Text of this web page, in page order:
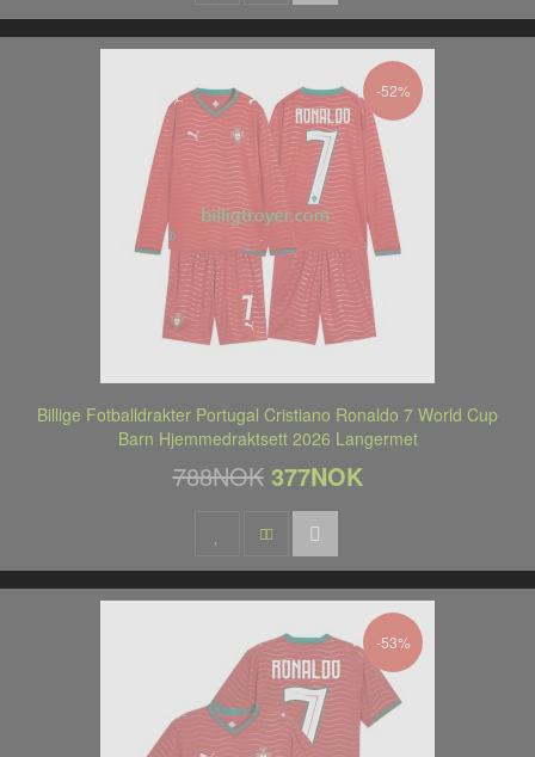
-52%
Billige Fotballdrakter Portugal Cristiano Ronaldo 7 World Cup
Barn Hjemmedraktsett 2026 Langermet
788NOK 377NOK
-53%